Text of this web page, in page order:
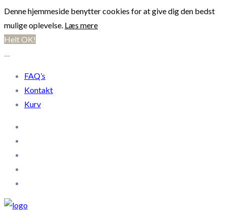
Denne hjemmeside benytter cookies for at give dig den bedst
mulige oplevelse. Læs mere
Helt OK!
…
FAQ’s
Kontakt
Kurv